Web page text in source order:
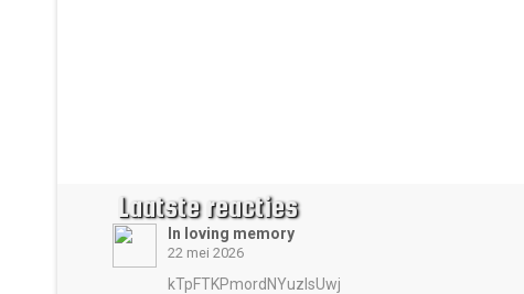
Laatste reacties
In loving memory
22 mei 2026
kTpFTKPmordNYuzIsUwj